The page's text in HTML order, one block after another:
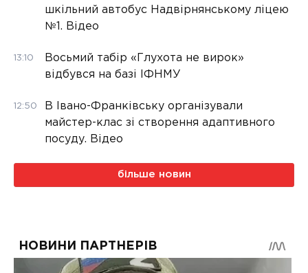
шкільний автобус Надвірнянському ліцею
№1. Відео
13:10
Восьмий табір «Глухота не вирок»
відбувся на базі ІФНМУ
12:50
В Івано-Франківську організували
майстер-клас зі створення адаптивного
посуду. Відео
більше новин